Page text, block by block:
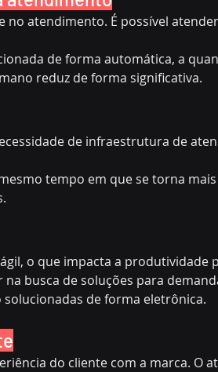
no atendimento. É possível
de forma automática, a
reduz de forma significativa.
de infraestrutura de
tempo em que se torna
o que impacta a produtividade
busca de soluções para
solucionadas de forma eletrônica.
do cliente com a marca. O